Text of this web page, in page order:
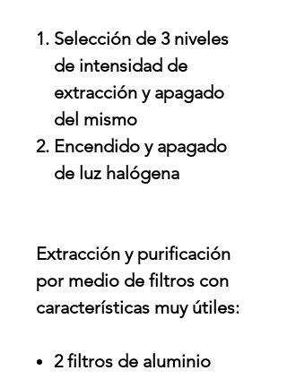
Selección de 3 niveles
de intensidad de
extracción y apagado
del mismo
Encendido y apagado
de luz halógena
Extracción y purificación
por medio de filtros con
características muy útiles:
2 filtros de aluminio